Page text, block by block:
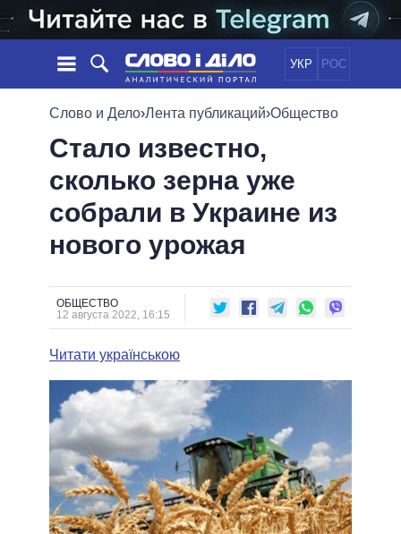
УКР РОС
НОВОСТИ
ЛЕНТА
СОБЫТИЯ
СТАТЬИ
МНЕНИЯ
ОБЗОРЫ
ДАЙДЖЕСТЫ
ПОЛИТИКА
ЭКОНОМИКА
ОБЩЕСТВО
МИР
ОБЕЩАНИЯ
ПОЛИТИКИ
ВСЕ ПОЛИТИКИ
ПРЕЗИДЕНТ И ОФИС
ВЕРХОВНАЯ РАДА
КАБИНЕТ МИНИСТРОВ
МЭРЫ
ВСЕ ПЕРСОНЫ
ИНФОГРАФИКА
ПОДДЕРЖАТЬ
СРАВНЕНИЕ ПОЛИТИКОВ
Слово и Дело›Лента публикаций›Общество
Стало известно,
сколько зерна уже
собрали в Украине из
нового урожая
ОБЩЕСТВО
12 августа 2022, 16:15
Читати українською